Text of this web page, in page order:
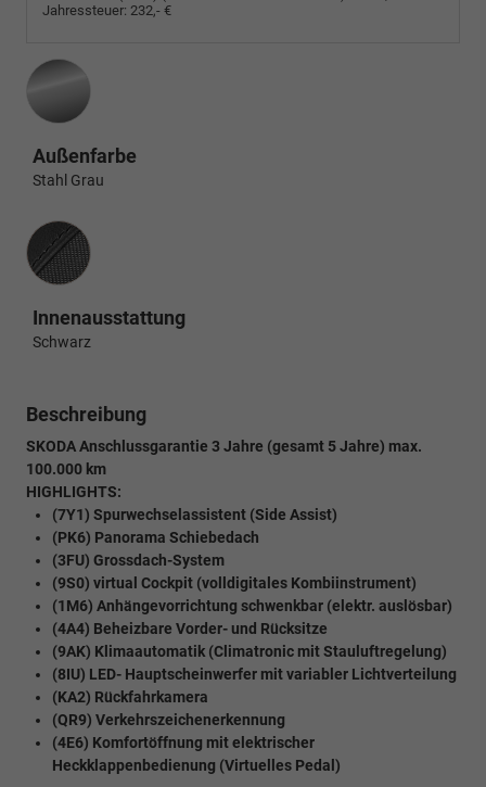
Jahressteuer: 232,- €
Außenfarbe
Stahl Grau
Innenausstattung
Innenausstattung
Schwarz
Beschreibung
SKODA Anschlussgarantie 3 Jahre (gesamt 5 Jahre) max.
100.000 km
HIGHLIGHTS:
(7Y1) Spurwechselassistent (Side Assist)
(PK6) Panorama Schiebedach
(3FU) Grossdach-System
(9S0) virtual Cockpit (volldigitales Kombiinstrument)
(1M6) Anhängevorrichtung schwenkbar (elektr. auslösbar)
(4A4) Beheizbare Vorder- und Rücksitze
(9AK) Klimaautomatik (Climatronic mit Stauluftregelung)
(8IU) LED- Hauptscheinwerfer mit variabler Lichtverteilung
(KA2) Rückfahrkamera
(QR9) Verkehrszeichenerkennung
(4E6) Komfortöffnung mit elektrischer
Heckklappenbedienung (Virtuelles Pedal)